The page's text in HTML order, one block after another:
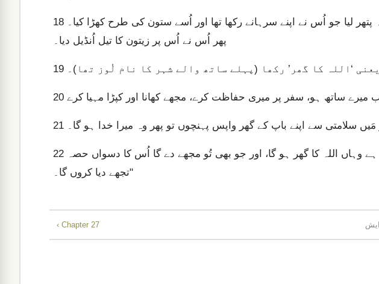
18
پھر اُس نے اُس پر زیتون کا تیل اُنڈیل دیا۔
19 ‘اللہ کا گھر’ رکھا (پہلے ساتھ والے شہر کا نام لُوز تھا)۔
20 میرے ساتھ ہو، سفر پر میری حفاظت کرے، مجھے کھانا اور کپڑا مہیا کرے
21 مَیں سلامتی سے اپنے باپ کے گھر واپس پہنچوں تو پھر وہ میرا خدا ہو گا۔
22
تجھے دیا کروں گا۔"
‹ Chapter 27